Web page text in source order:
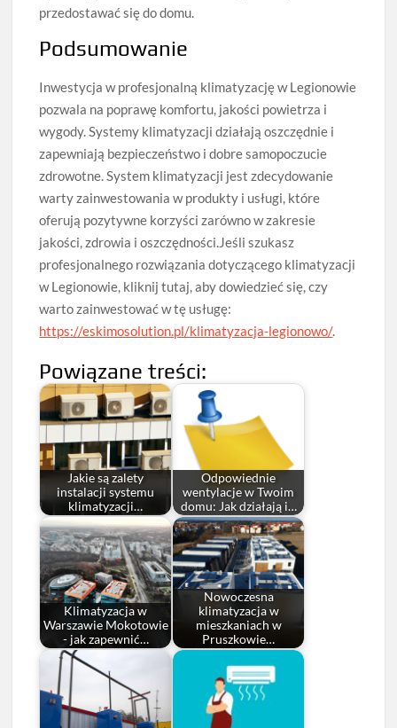
przedostawać się do domu.
Podsumowanie
Inwestycja w profesjonalną klimatyzację w Legionowie
pozwala na poprawę komfortu, jakości powietrza i
wygody. Systemy klimatyzacji działają oszczędnie i
zapewniają bezpieczeństwo i dobre samopoczucie
zdrowotne. System klimatyzacji jest zdecydowanie
warty zainwestowania w produkty i usługi, które
oferują pozytywne korzyści zarówno w zakresie
jakości, zdrowia i oszczędności.Jeśli szukasz
profesjonalnego rozwiązania dotyczącego klimatyzacji
w Legionowie, kliknij tutaj, aby dowiedzieć się, czy
warto zainwestować w tę usługę:
https://eskimosolution.pl/klimatyzacja-legionowo/.
Powiązane treści:
Jakie są zalety
instalacji systemu
klimatyzacji…
Odpowiednie
wentylacje w Twoim
domu: Jak działają i…
Klimatyzacja w
Warszawie Mokotowie
- jak zapewnić…
Nowoczesna
klimatyzacja w
mieszkaniach w
Pruszkowie…